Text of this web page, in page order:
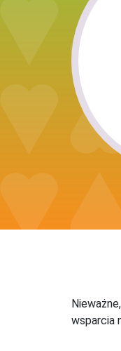
wsparcia